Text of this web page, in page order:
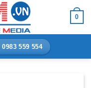
0
559 554